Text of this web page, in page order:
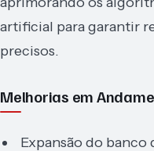
artificial para garantir
precisos.
Melhorias em
Expansão do banco